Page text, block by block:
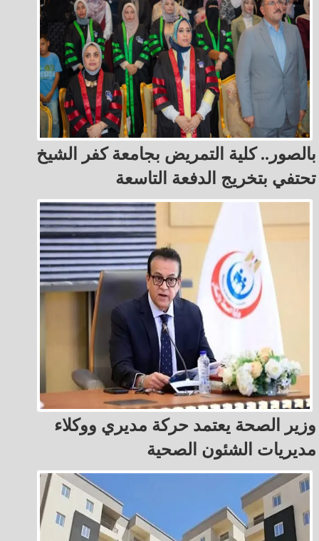
بالصور.. كلية التمريض بجامعة كفر الشيخ
تحتفي بتخريج الدفعة التاسعة
وزير الصحة يعتمد حركة مديري ووكلاء
مديريات الشئون الصحية